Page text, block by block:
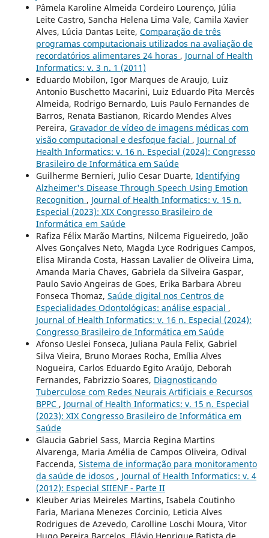
Pâmela Karoline Almeida Cordeiro Lourenço, Júlia
Leite Castro, Sancha Helena Lima Vale, Camila Xavier
Alves, Lúcia Dantas Leite, Comparação de três
programas computacionais utilizados na avaliação de
recordatórios alimentares 24 horas , Journal of Health
Informatics: v. 3 n. 1 (2011)
Eduardo Mobilon, Igor Marques de Araujo, Luiz
Antonio Buschetto Macarini, Luiz Eduardo Pita Mercês
Almeida, Rodrigo Bernardo, Luis Paulo Fernandes de
Barros, Renata Bastianon, Ricardo Mendes Alves
Pereira, Gravador de vídeo de imagens médicas com
visão computacional e desfoque facial , Journal of
Health Informatics: v. 16 n. Especial (2024): Congresso
Brasileiro de Informática em Saúde
Guilherme Bernieri, Julio Cesar Duarte, Identifying
Alzheimer's Disease Through Speech Using Emotion
Recognition , Journal of Health Informatics: v. 15 n.
Especial (2023): XIX Congresso Brasileiro de
Informática em Saúde
Rafiza Félix Marão Martins, Nilcema Figueiredo, João
Alves Gonçalves Neto, Magda Lyce Rodrigues Campos,
Elisa Miranda Costa, Hassan Lavalier de Oliveira Lima,
Amanda Maria Chaves, Gabriela da Silveira Gaspar,
Paulo Savio Angeiras de Goes, Erika Barbara Abreu
Fonseca Thomaz, Saúde digital nos Centros de
Especialidades Odontológicas: análise espacial ,
Journal of Health Informatics: v. 16 n. Especial (2024):
Congresso Brasileiro de Informática em Saúde
Afonso Ueslei Fonseca, Juliana Paula Felix, Gabriel
Silva Vieira, Bruno Moraes Rocha, Emília Alves
Nogueira, Carlos Eduardo Egito Araújo, Deborah
Fernandes, Fabrizzio Soares, Diagnosticando
Tuberculose com Redes Neurais Artificiais e Recursos
BPPC , Journal of Health Informatics: v. 15 n. Especial
(2023): XIX Congresso Brasileiro de Informática em
Saúde
Glaucia Gabriel Sass, Marcia Regina Martins
Alvarenga, Maria Amélia de Campos Oliveira, Odival
Faccenda, Sistema de informação para monitoramento
da saúde de idosos , Journal of Health Informatics: v. 4
(2012): Especial SIIENF - Parte II
Kleuber Arias Meireles Martins, Isabela Coutinho
Faria, Mariana Menezes Corcinio, Leticia Alves
Rodrigues de Azevedo, Carolline Loschi Moura, Vitor